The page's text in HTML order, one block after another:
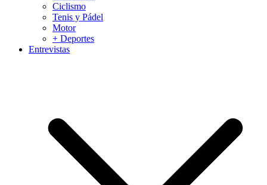
Ciclismo
Tenis y Pádel
Motor
+ Deportes
Entrevistas